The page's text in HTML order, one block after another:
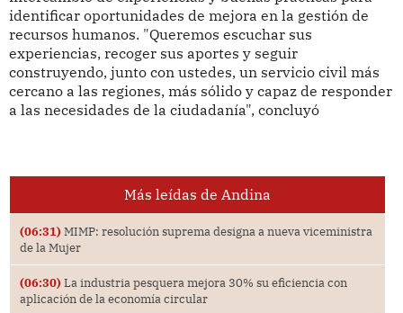
identificar oportunidades de mejora en la gestión de
recursos humanos. "Queremos escuchar sus
experiencias, recoger sus aportes y seguir
construyendo, junto con ustedes, un servicio civil más
cercano a las regiones, más sólido y capaz de responder
a las necesidades de la ciudadanía", concluyó
Más leídas de Andina
(06:31) MIMP: resolución suprema designa a nueva viceministra
de la Mujer
(06:30) La industria pesquera mejora 30% su eficiencia con
aplicación de la economía circular